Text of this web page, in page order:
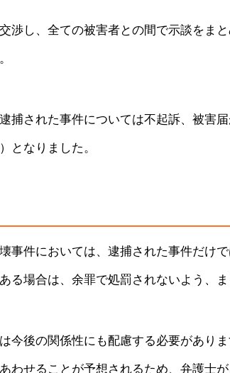
渉し、全ての被害者との間で示談をま
捕された事件については不起訴、被害
となりました。
事件においては、逮捕された事件だけ
る場合は、余罪で処罰されないよう、ま
今後の関係性にも配慮する必要があり
わせることが予想されるため、弁護士